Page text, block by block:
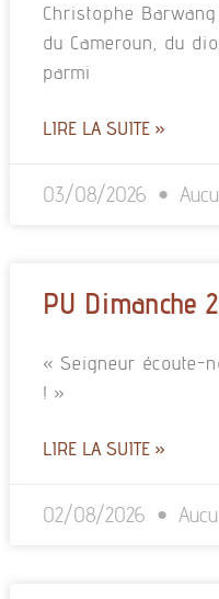
Christophe
du Cameroun, du
parmi
LIRE LA SUITE »
03/08/2026
PU Dimanche
« Seigneur écoute-
! »
LIRE LA SUITE »
02/08/2026